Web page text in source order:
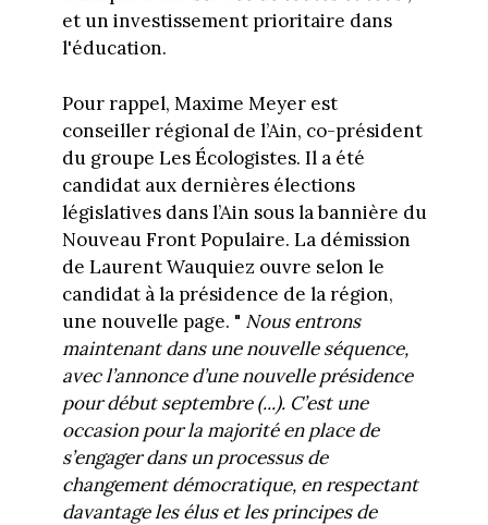
et un investissement prioritaire dans
l'éducation.
Pour rappel, Maxime Meyer est
conseiller régional de l’Ain, co-président
du groupe Les Écologistes. Il a été
candidat aux dernières élections
législatives dans l’Ain sous la bannière du
Nouveau Front Populaire. La démission
de Laurent Wauquiez ouvre selon le
candidat à la présidence de la région,
une nouvelle page. " Nous entrons
maintenant dans une nouvelle séquence,
avec l’annonce d’une nouvelle présidence
pour début septembre (...). C’est une
occasion pour la majorité en place de
s’engager dans un processus de
changement démocratique, en respectant
davantage les élus et les principes de